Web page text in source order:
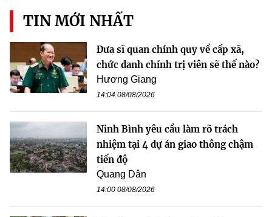
TIN MỚI NHẤT
Đưa sĩ quan chính quy về cấp xã,
chức danh chính trị viên sẽ thế nào?
Hương Giang
14:04 08/08/2026
Ninh Bình yêu cầu làm rõ trách
nhiệm tại 4 dự án giao thông chậm
tiến độ
Quang Dân
14:00 08/08/2026